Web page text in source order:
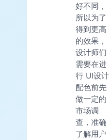
好不同，
所以为了
得到更高
的效果，
设计师们
需要在进
行 UI设计
配色前先
做一定的
市场调
查，准确
了解用户